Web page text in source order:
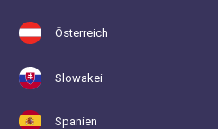
Österreich
Slowakei
Spanien